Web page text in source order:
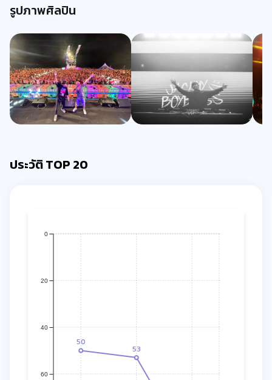
รูปภาพศิลปิน
ประวัติ TOP 20
50
53
60
40
20
0